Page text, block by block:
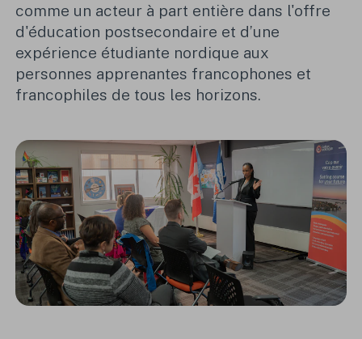
comme un acteur à part entière dans l'offre
d'éducation postsecondaire et d’une
expérience étudiante nordique aux
personnes apprenantes francophones et
francophiles de tous les horizons.